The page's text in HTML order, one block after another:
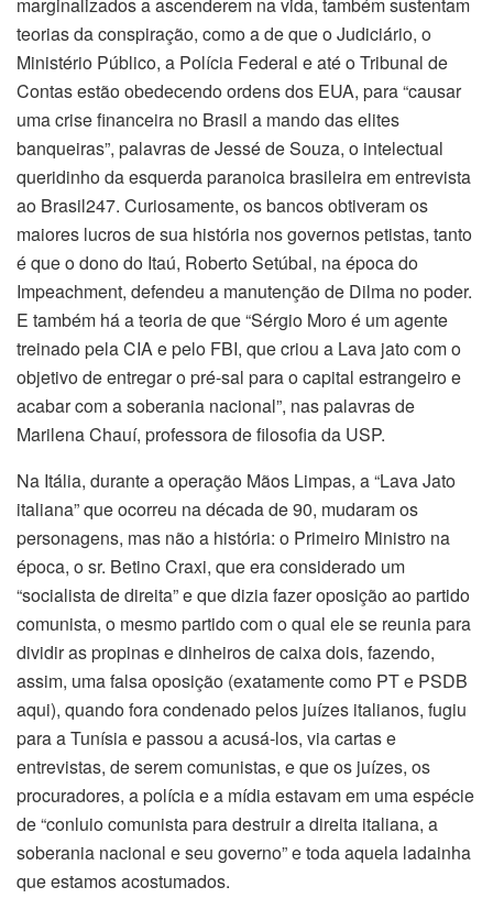
teorias da conspiração, como a de que o Judiciário, o
Ministério Público, a Polícia Federal e até o Tribunal de
Contas estão obedecendo ordens dos EUA, para “causar
uma crise financeira no Brasil a mando das elites
banqueiras”, palavras de Jessé de Souza, o intelectual
queridinho da esquerda paranoica brasileira em entrevista
ao Brasil247. Curiosamente, os bancos obtiveram os
maiores lucros de sua história nos governos petistas, tanto
é que o dono do Itaú, Roberto Setúbal, na época do
Impeachment, defendeu a manutenção de Dilma no poder.
E também há a teoria de que “Sérgio Moro é um agente
treinado pela CIA e pelo FBI, que criou a Lava jato com o
objetivo de entregar o pré-sal para o capital estrangeiro e
acabar com a soberania nacional”, nas palavras de
Marilena Chauí, professora de filosofia da USP.
Na Itália, durante a operação Mãos Limpas, a “Lava Jato
italiana” que ocorreu na década de 90, mudaram os
personagens, mas não a história: o Primeiro Ministro na
época, o sr. Betino Craxi, que era considerado um
“socialista de direita” e que dizia fazer oposição ao partido
comunista, o mesmo partido com o qual ele se reunia para
dividir as propinas e dinheiros de caixa dois, fazendo,
assim, uma falsa oposição (exatamente como PT e PSDB
aqui), quando fora condenado pelos juízes italianos, fugiu
para a Tunísia e passou a acusá-los, via cartas e
entrevistas, de serem comunistas, e que os juízes, os
procuradores, a polícia e a mídia estavam em uma espécie
de “conluio comunista para destruir a direita italiana, a
soberania nacional e seu governo” e toda aquela ladainha
que estamos acostumados.